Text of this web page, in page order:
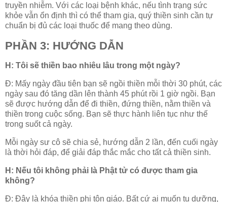
truyền nhiễm. Với các loại bệnh khác, nếu tình trạng sức
khỏe vẫn ổn định thì có thể tham gia, quý thiền sinh cần tự
chuẩn bị đủ các loại thuốc để mang theo dùng.
PHẦN 3: HƯỚNG DẪN
H: Tôi sẽ thiền bao nhiêu lâu trong một ngày?
Đ: Mấy ngày đầu tiên bạn sẽ ngồi thiền mỗi thời 30 phút, các
ngày sau đó tăng dần lên thành 45 phút rồi 1 giờ ngồi. Bạn
sẽ được hướng dẫn để đi thiền, đứng thiền, nằm thiền và
thiền trong cuộc sống. Bạn sẽ thực hành liên tục như thế
trong suốt cả ngày.
Mỗi ngày sư cô sẽ chia sẻ, hướng dẫn 2 lần, đến cuối ngày
là thời hỏi đáp, để giải đáp thắc mắc cho tất cả thiền sinh.
H: Nếu tôi không phải là Phật tử có được tham gia
không?
Đ: Đây là khóa thiền phi tôn giáo. Bất cứ ai muốn tu dưỡng,